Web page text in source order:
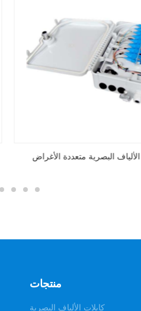
البصرية متعددة الأغراض
منتجات
كابلات الألياف البصرية